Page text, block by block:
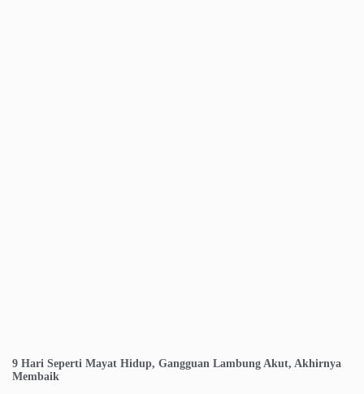
9 Hari Seperti Mayat Hidup, Gangguan Lambung Akut, Akhirnya
Membaik